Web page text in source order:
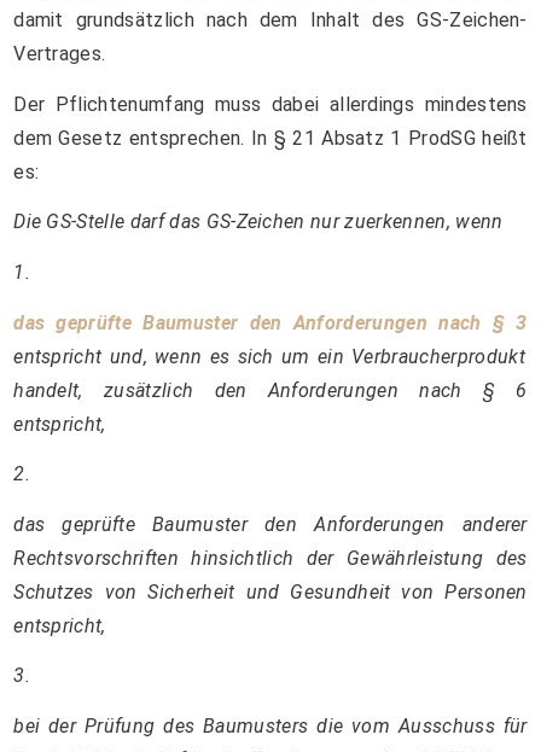
damit grundsätzlich nach dem Inhalt des GS-Zeichen-
Vertrages.
Der Pflichtenumfang muss dabei allerdings mindestens
dem Gesetz entsprechen. In § 21 Absatz 1 ProdSG heißt
es:
Die GS-Stelle darf das GS-Zeichen nur zuerkennen, wenn
1.
das geprüfte Baumuster den Anforderungen nach § 3
entspricht und, wenn es sich um ein Verbraucherprodukt
handelt, zusätzlich den Anforderungen nach § 6
entspricht,
2.
das geprüfte Baumuster den Anforderungen anderer
Rechtsvorschriften hinsichtlich der Gewährleistung des
Schutzes von Sicherheit und Gesundheit von Personen
entspricht,
3.
bei der Prüfung des Baumusters die vom Ausschuss für